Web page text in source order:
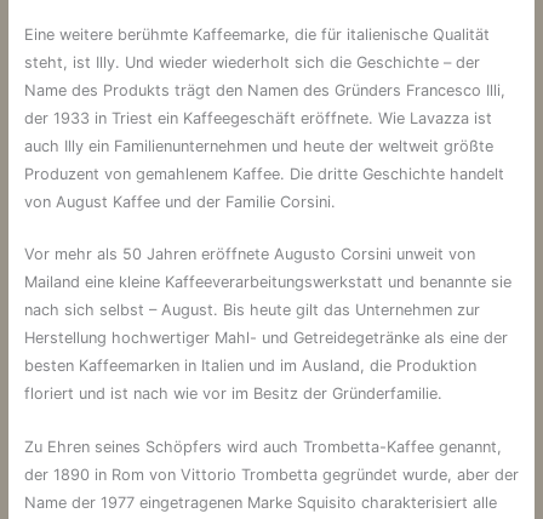
Eine weitere berühmte Kaffeemarke, die für italienische Qualität
steht, ist Illy. Und wieder wiederholt sich die Geschichte – der
Name des Produkts trägt den Namen des Gründers Francesco Illi,
der 1933 in Triest ein Kaffeegeschäft eröffnete. Wie Lavazza ist
auch Illy ein Familienunternehmen und heute der weltweit größte
Produzent von gemahlenem Kaffee. Die dritte Geschichte handelt
von August Kaffee und der Familie Corsini.
Vor mehr als 50 Jahren eröffnete Augusto Corsini unweit von
Mailand eine kleine Kaffeeverarbeitungswerkstatt und benannte sie
nach sich selbst – August. Bis heute gilt das Unternehmen zur
Herstellung hochwertiger Mahl- und Getreidegetränke als eine der
besten Kaffeemarken in Italien und im Ausland, die Produktion
floriert und ist nach wie vor im Besitz der Gründerfamilie.
Zu Ehren seines Schöpfers wird auch Trombetta-Kaffee genannt,
der 1890 in Rom von Vittorio Trombetta gegründet wurde, aber der
Name der 1977 eingetragenen Marke Squisito charakterisiert alle